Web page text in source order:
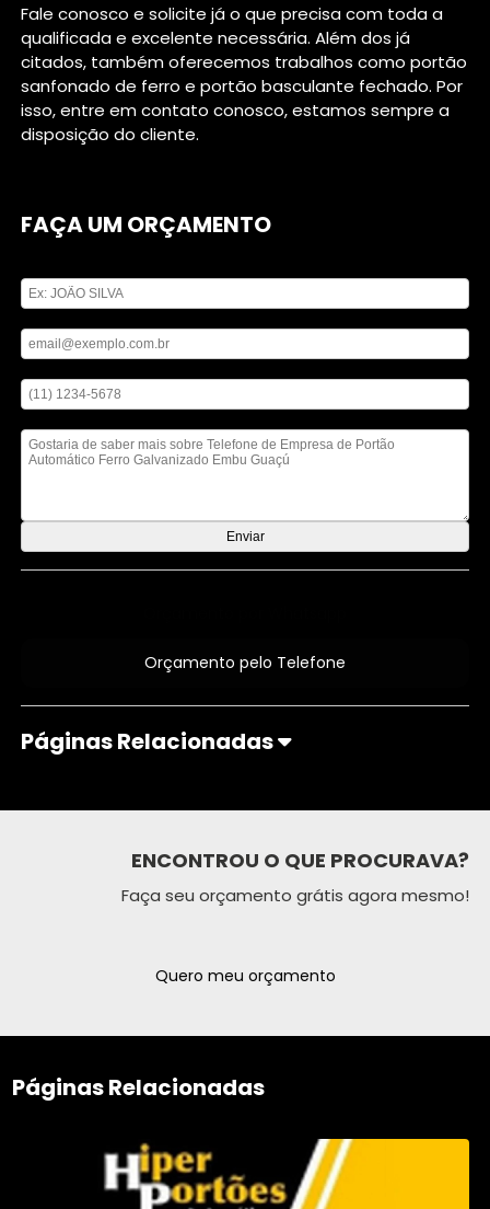
Fale conosco e solicite já o que precisa com toda a
qualificada e excelente necessária. Além dos já
citados, também oferecemos trabalhos como portão
sanfonado de ferro e portão basculante fechado. Por
isso, entre em contato conosco, estamos sempre a
disposição do cliente.
FAÇA UM ORÇAMENTO
Orçamento pelo Telefone
Páginas Relacionadas
ENCONTROU O QUE PROCURAVA?
Faça seu orçamento grátis agora mesmo!
Quero meu orçamento
Páginas Relacionadas